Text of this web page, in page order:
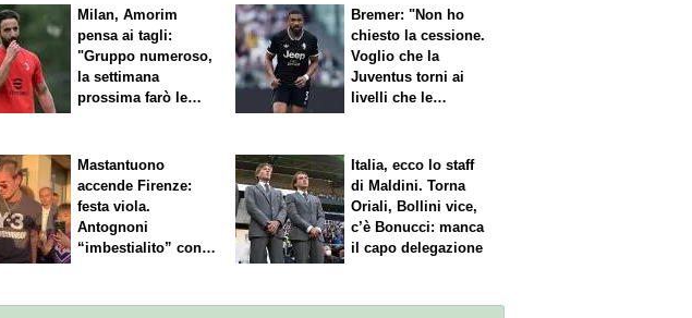
Milan, Amorim
pensa ai tagli:
"Gruppo numeroso,
la settimana
prossima farò le
Bremer: "Non ho
chiesto la cessione.
Voglio che la
Juventus torni ai
livelli che le
Mastantuono
accende Firenze:
festa viola.
Antognoni
“imbestialito” con
Italia, ecco lo staff
di Maldini. Torna
Oriali, Bollini vice,
c’è Bonucci: manca
il capo delegazione